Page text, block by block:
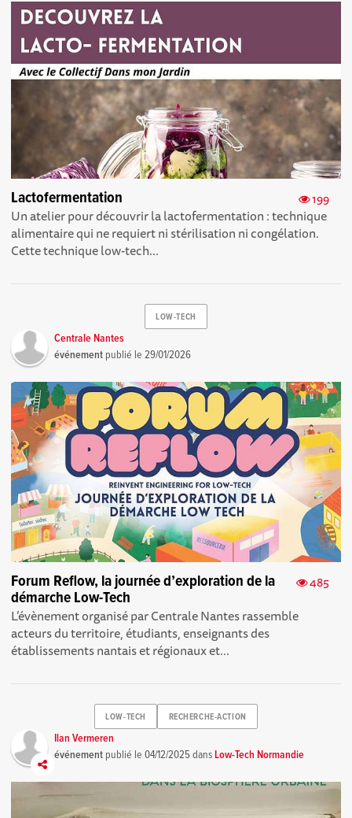
199
Lactofermentation
Un atelier pour découvrir la lactofermentation : technique
alimentaire qui ne requiert ni stérilisation ni congélation.
Cette technique low-tech...
LOW-TECH
Centrale Nantes
événement publié le29/01/2026
485
Forum Reflow, la journée d’exploration de la
démarche Low-Tech
L’évènement organisé par Centrale Nantes rassemble
acteurs du territoire, étudiants, enseignants des
établissements nantais et régionaux et...
LOW-TECH RECHERCHE-ACTION
Ilan Vermeren
événement publié le04/12/2025dansLow-Tech Normandie